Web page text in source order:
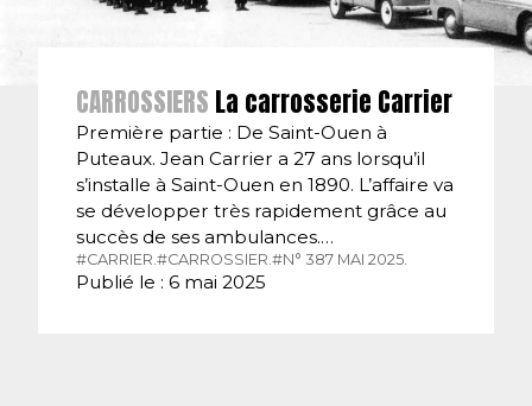
CARROSSIERS La carrosserie Carrier
Première partie : De Saint-Ouen à
Puteaux. Jean Carrier a 27 ans lorsqu’il
s’installe à Saint-Ouen en 1890. L’affaire va
se développer très rapidement grâce au
succès de ses ambulances.…
#CARRIER.#CARROSSIER.#N° 387 MAI 2025.
Publié le : 6 mai 2025